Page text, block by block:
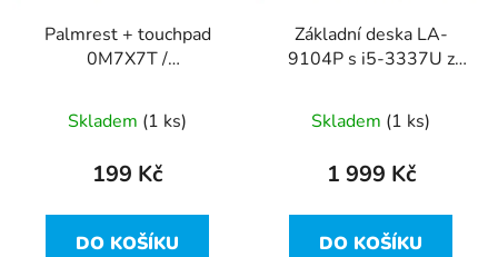
Palmrest + touchpad
0M7X7T /
Inspiron 15R-5521
vada
Skladem (1 ks)
199 Kč
DO KOŠÍKU
Základní deska LA-
9104P s i5-3337U z
Skladem (1 ks)
1 999 Kč
DO KOŠÍKU